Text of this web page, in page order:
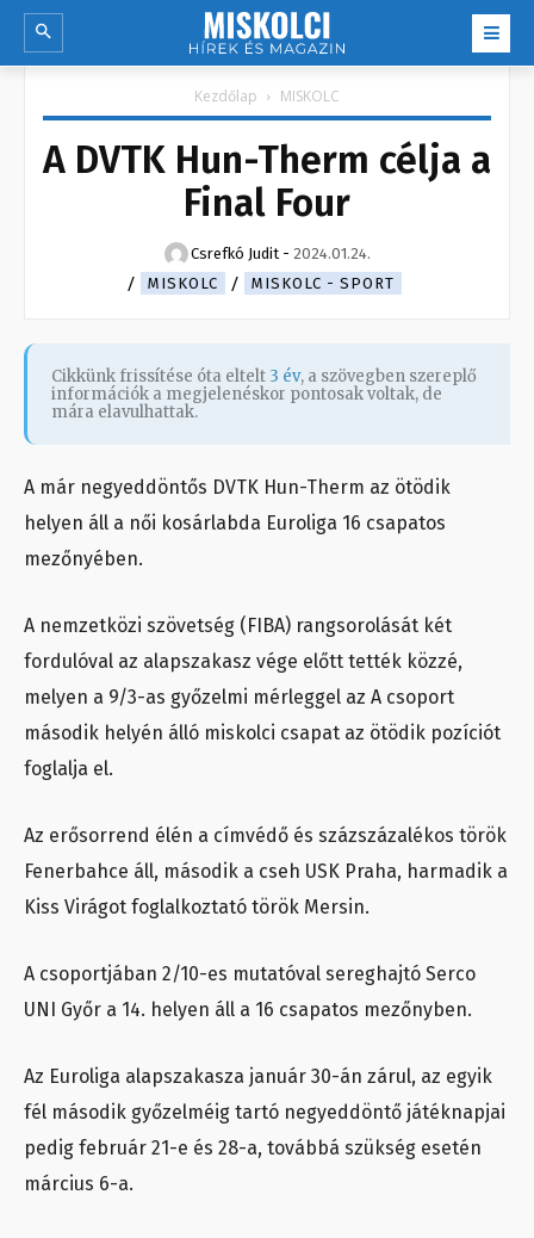
Kezdőlap MISKOLC
A DVTK Hun-Therm célja a
Final Four
Csrefkó Judit - 2024.01.24.
MISKOLC
MISKOLC - SPORT
Cikkünk frissítése óta eltelt 3 év, a szövegben szereplő
információk a megjelenéskor pontosak voltak, de
mára elavulhattak.
A már negyeddöntős DVTK Hun-Therm az ötödik
helyen áll a női kosárlabda Euroliga 16 csapatos
mezőnyében.
A nemzetközi szövetség (FIBA) rangsorolását két
fordulóval az alapszakasz vége előtt tették közzé,
melyen a 9/3-as győzelmi mérleggel az A csoport
második helyén álló miskolci csapat az ötödik pozíciót
foglalja el.
Az erősorrend élén a címvédő és százszázalékos török
Fenerbahce áll, második a cseh USK Praha, harmadik a
Kiss Virágot foglalkoztató török Mersin.
A csoportjában 2/10-es mutatóval sereghajtó Serco
UNI Győr a 14. helyen áll a 16 csapatos mezőnyben.
Az Euroliga alapszakasza január 30-án zárul, az egyik
fél második győzelméig tartó negyeddöntő játéknapjai
pedig február 21-e és 28-a, továbbá szükség esetén
március 6-a.